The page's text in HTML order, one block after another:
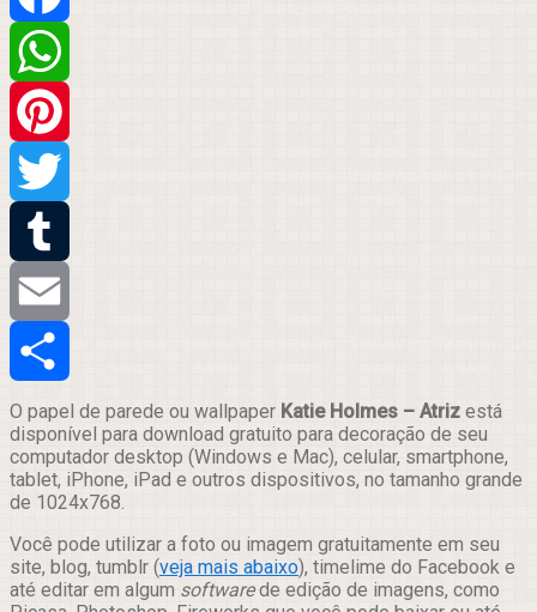
Facebook
WhatsApp
Pinterest
Twitter
Tumblr
Email
Compartilhar
O papel de parede ou wallpaper Katie Holmes – Atriz está
disponível para download gratuito para decoração de seu
computador desktop (Windows e Mac), celular, smartphone,
tablet, iPhone, iPad e outros dispositivos, no tamanho grande
de 1024x768.
Você pode utilizar a foto ou imagem gratuitamente em seu
site, blog, tumblr (veja mais abaixo), timelime do Facebook e
até editar em algum softwarede edição de imagens, como